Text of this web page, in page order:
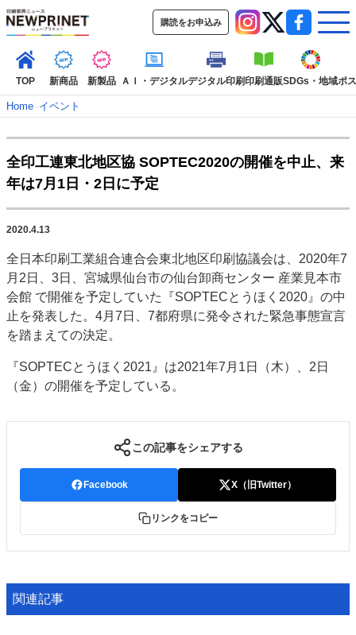
購読をお申込み
TOP 新商品 新製品 ＡＩ・デジタルデジタル印刷印刷通販SDGs・地域ポ
TOP
新着記事 特集記事
インタビュー
コレクション
SDGs・地域
ポストプレス ビジネス イベント 信用情報
業界
市場・統計
人事・移転・異動・訃報
特集記事カテゴリー一覧
JAPAN PACK 2023 特集
中古印刷機・製本機特集
2022 見える化・MIS特集
運営
会社案内
購読・購入申し込み
サイトポリシー
お問い合わせ
Home–イベント
全印工連東北地区協 SOPTEC2020の開催を中止、来
年は7月1日・2日に予定
2020.4.13
全日本印刷工業組合連合会東北地区印刷協議会は、2020年7
月2日、3日、宮城県仙台市の仙台卸商センター 産業見本市
会館 で開催を予定していた『SOPTECとうほく2020』の中
止を発表した。4月7日、7都府県に発令された緊急事態宣言
を踏まえての決定。
『SOPTECとうほく2021』は2021年7月1日（木）、2日
（金）の開催を予定している。
この記事をシェアする
Facebook X（旧Twitter）
リンクをコピー
関連記事